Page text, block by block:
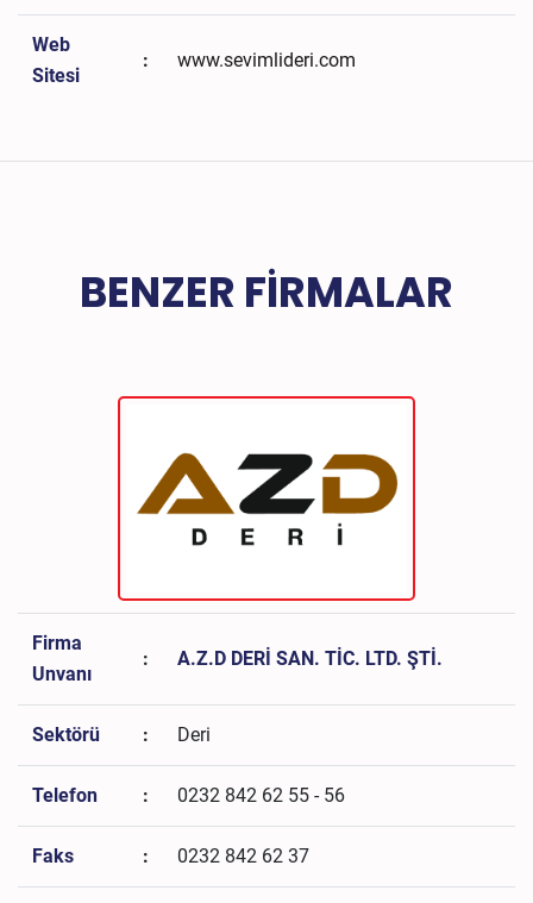
Web
Sitesi
: www.sevimlideri.com
BENZER FIRMALAR
Firma
Unvanı
: A.Z.D DERİ SAN. TİC. LTD. ŞTİ.
Sektörü : Deri
Telefon : 0232 842 62 55 - 56
Faks : 0232 842 62 37